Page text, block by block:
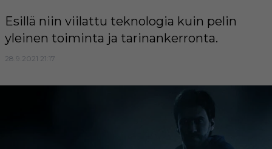
Esillä niin viilattu teknologia kuin pelin
yleinen toiminta ja tarinankerronta.
28.9.2021 21:17